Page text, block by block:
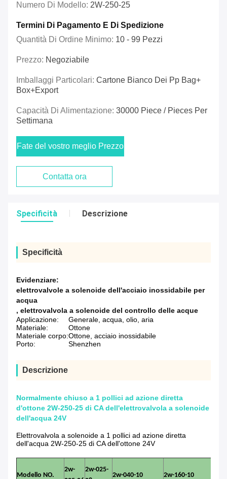
Numero Di Modello: 2W-250-25
Termini Di Pagamento E Di Spedizione
Quantità Di Ordine Minimo: 10 - 99 Pezzi
Prezzo: Negoziabile
Imballaggi Particolari: Cartone Bianco Dei Pp Bag+
Box+export
Capacità Di Alimentazione: 30000 Piece / Pieces Per
Settimana
Fate del vostro meglio Prezzo
Contatta ora
Specificità Descrizione
Specificità
Evidenziare:
elettrovalvole a solenoide dell'acciaio inossidabile per
acqua
, elettrovalvola a solenoide del controllo delle acque
Applicazione:
Generale, acqua, olio, aria
Materiale:
Ottone
Materiale corpo:Ottone, acciaio inossidabile
Porto:
Shenzhen
Descrizione
Normalmente chiuso a 1 pollici ad azione diretta
d'ottone 2W-250-25 di CA dell'elettrovalvola a solenoide
dell'acqua 24V
Elettrovalvola a solenoide a 1 pollici ad azione diretta
dell'acqua 2W-250-25 di CA dell'ottone 24V
Modello NO.
2w-
2w-025-
2w-040-10 2w-160-10